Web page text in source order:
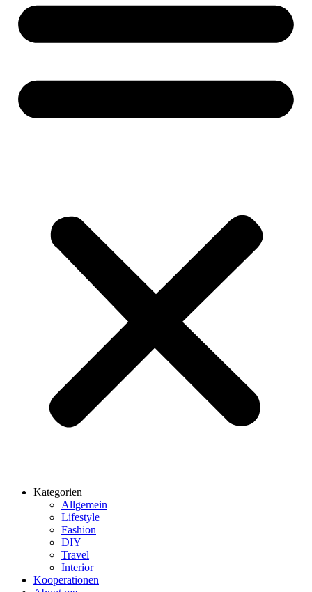
Kategorien
Allgemein
Lifestyle
Fashion
DIY
Travel
Interior
Kooperationen